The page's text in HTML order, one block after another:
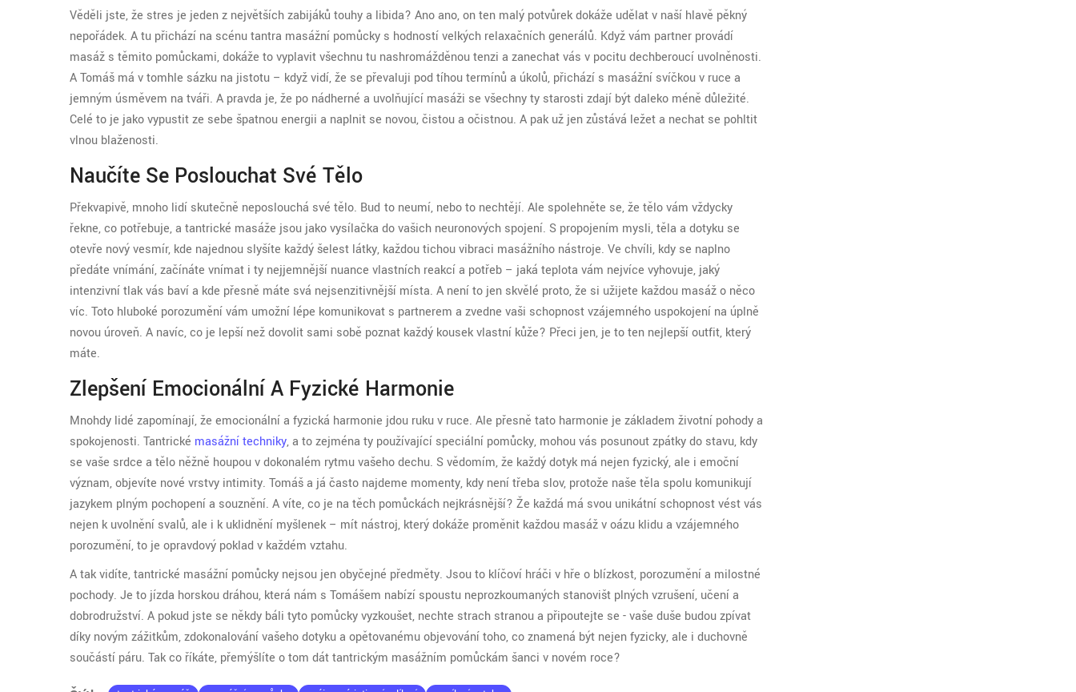
Věděli jste, že stres je jeden z největších zabijáků touhy a libida? Ano ano, on ten malý potvůrek dokáže udělat v naší hlavě pěkný
nepořádek. A tu přichází na scénu tantra masážní pomůcky s hodností velkých relaxačních generálů. Když vám partner provádí
masáž s těmito pomůckami, dokáže to vyplavit všechnu tu nashromážděnou tenzi a zanechat vás v pocitu dechberoucí uvolněnosti.
A Tomáš má v tomhle sázku na jistotu – když vidí, že se převaluji pod tíhou termínů a úkolů, přichází s masážní svíčkou v ruce a
jemným úsměvem na tváři. A pravda je, že po nádherné a uvolňující masáži se všechny ty starosti zdají být daleko méně důležité.
Celé to je jako vypustit ze sebe špatnou energii a naplnit se novou, čistou a očistnou. A pak už jen zůstává ležet a nechat se pohltit
vlnou blaženosti.
Naučíte Se Poslouchat Své Tělo
Překvapivě, mnoho lidí skutečně neposlouchá své tělo. Buď to neumí, nebo to nechtějí. Ale spolehněte se, že tělo vám vždycky
řekne, co potřebuje, a tantrické masáže jsou jako vysílačka do vašich neuronových spojení. S propojením mysli, těla a dotyku se
otevře nový vesmír, kde najednou slyšíte každý šelest látky, každou tichou vibraci masážního nástroje. Ve chvíli, kdy se naplno
předáte vnímání, začínáte vnímat i ty nejjemnější nuance vlastních reakcí a potřeb – jaká teplota vám nejvíce vyhovuje, jaký
intenzivní tlak vás baví a kde přesně máte svá nejsenzitivnější místa. A není to jen skvělé proto, že si užijete každou masáž o něco
víc. Toto hluboké porozumění vám umožní lépe komunikovat s partnerem a zvedne vaši schopnost vzájemného uspokojení na úplně
novou úroveň. A navíc, co je lepší než dovolit sami sobě poznat každý kousek vlastní kůže? Přeci jen, je to ten nejlepší outfit, který
máte.
Zlepšení Emocionální A Fyzické Harmonie
Mnohdy lidé zapomínají, že emocionální a fyzická harmonie jdou ruku v ruce. Ale přesně tato harmonie je základem životní pohody a
spokojenosti. Tantrické masážní techniky, a to zejména ty používající speciální pomůcky, mohou vás posunout zpátky do stavu, kdy
se vaše srdce a tělo něžně houpou v dokonalém rytmu vašeho dechu. S vědomím, že každý dotyk má nejen fyzický, ale i emoční
význam, objevíte nové vrstvy intimity. Tomáš a já často najdeme momenty, kdy není třeba slov, protože naše těla spolu komunikují
jazykem plným pochopení a souznění. A víte, co je na těch pomůckách nejkrásnější? Že každá má svou unikátní schopnost vést vás
nejen k uvolnění svalů, ale i k uklidnění myšlenek – mít nástroj, který dokáže proměnit každou masáž v oázu klidu a vzájemného
porozumění, to je opravdový poklad v každém vztahu.
A tak vidíte, tantrické masážní pomůcky nejsou jen obyčejné předměty. Jsou to klíčoví hráči v hře o blízkost, porozumění a milostné
pochody. Je to jízda horskou dráhou, která nám s Tomášem nabízí spoustu neprozkoumaných stanovišť plných vzrušení, učení a
dobrodružství. A pokud jste se někdy báli tyto pomůcky vyzkoušet, nechte strach stranou a připoutejte se - vaše duše budou zpívat
díky novým zážitkům, zdokonalování vašeho dotyku a opětovanému objevování toho, co znamená být nejen fyzicky, ale i duchovně
součástí páru. Tak co říkáte, přemýšlíte o tom dát tantrickým masážním pomůckám šanci v novém roce?